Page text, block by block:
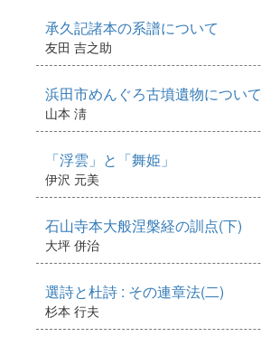
承久記諸本の系譜について
友田 吉之助
浜田市めんぐろ古墳遺物について
山本 淸
「浮雲」と「舞姫」
伊沢 元美
石山寺本大般涅槃経の訓点(下)
大坪 併治
選詩と杜詩 : その連章法(二)
杉本 行夫